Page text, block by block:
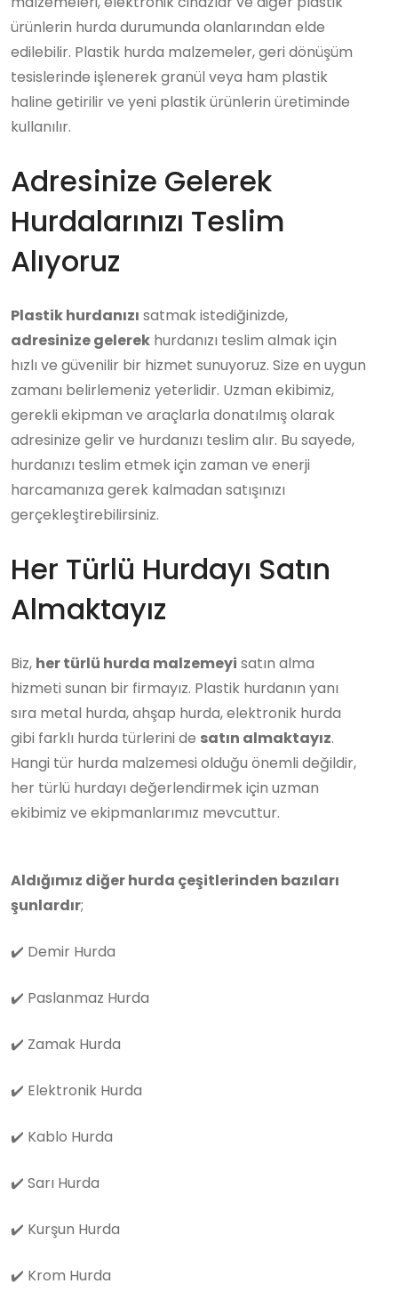
ürünlerin hurda durumunda olanlarından elde
edilebilir. Plastik hurda malzemeler, geri dönüşüm
tesislerinde işlenerek granül veya ham plastik
haline getirilir ve yeni plastik ürünlerin üretiminde
kullanılır.
Adresinize Gelerek
Hurdalarınızı Teslim
Alıyoruz
Plastik hurdanızı satmak istediğinizde,
adresinize gelerek hurdanızı teslim almak için
hızlı ve güvenilir bir hizmet sunuyoruz. Size en uygun
zamanı belirlemeniz yeterlidir. Uzman ekibimiz,
gerekli ekipman ve araçlarla donatılmış olarak
adresinize gelir ve hurdanızı teslim alır. Bu sayede,
hurdanızı teslim etmek için zaman ve enerji
harcamanıza gerek kalmadan satışınızı
gerçekleştirebilirsiniz.
Her Türlü Hurdayı Satın
Almaktayız
Biz, her türlü hurda malzemeyi satın alma
hizmeti sunan bir firmayız. Plastik hurdanın yanı
sıra metal hurda, ahşap hurda, elektronik hurda
gibi farklı hurda türlerini de satın almaktayız.
Hangi tür hurda malzemesi olduğu önemli değildir,
her türlü hurdayı değerlendirmek için uzman
ekibimiz ve ekipmanlarımız mevcuttur.
Aldığımız diğer hurda çeşitlerinden bazıları
şunlardır;
✔️ Demir Hurda
✔️ Paslanmaz Hurda
✔️ Zamak Hurda
✔️ Elektronik Hurda
✔️ Kablo Hurda
✔️ Sarı Hurda
✔️ Kurşun Hurda
✔️ Krom Hurda